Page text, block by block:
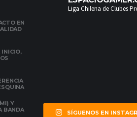
EN
INICIO,
Y
BANDA
Liga Chilena de Clubes
SÍGUENOS EN